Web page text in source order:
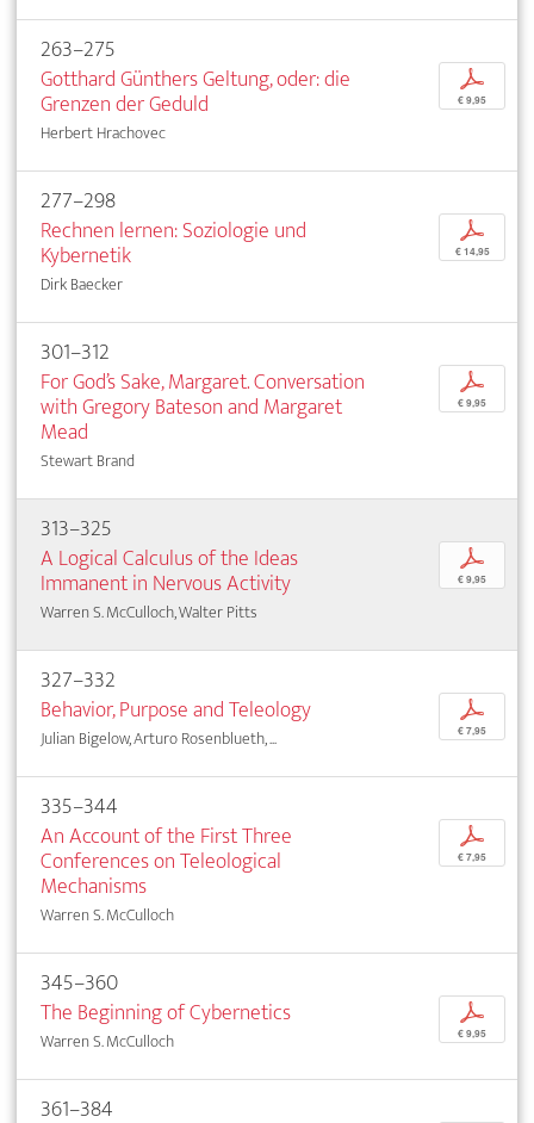
263–275
Gotthard Günthers Geltung, oder: die
Grenzen der Geduld
Herbert Hrachovec
p
€ 9,95
277–298
Rechnen lernen: Soziologie und
Kybernetik
Dirk Baecker
p
€ 14,95
301–312
For God’s Sake, Margaret. Conversation
with Gregory Bateson and Margaret
Mead
Stewart Brand
p
€ 9,95
313–325
A Logical Calculus of the Ideas
Immanent in Nervous Activity
Warren S. McCulloch, Walter Pitts
p
€ 9,95
327–332
Behavior, Purpose and Teleology
Julian Bigelow, Arturo Rosenblueth, ...
p
€ 7,95
335–344
An Account of the First Three
Conferences on Teleological
Mechanisms
Warren S. McCulloch
p
€ 7,95
345–360
The Beginning of Cybernetics
Warren S. McCulloch
p
€ 9,95
361–384